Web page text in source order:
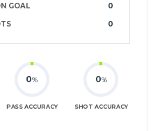
GOAL
0
0
0%
PASS ACCURACY
0%
SHOT ACCURACY